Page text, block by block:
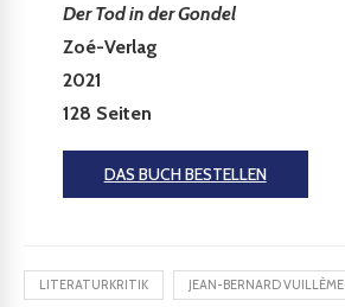
Der Tod in der Gondel
Zoé-Verlag
2021
128 Seiten
DAS BUCH BESTELLEN
LITERATURKRITIK JEAN-BERNARD VUILLÈME